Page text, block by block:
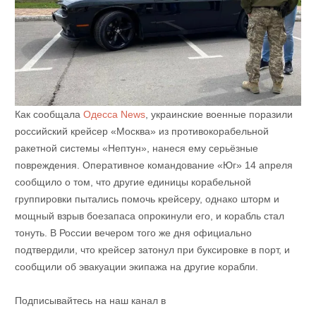
Как сообщала Одесса News, украинские военные поразили
российский крейсер «Москва» из противокорабельной
ракетной системы «Нептун», нанеся ему серьёзные
повреждения. Оперативное командование «Юг» 14 апреля
сообщило о том, что другие единицы корабельной
группировки пытались помочь крейсеру, однако шторм и
мощный взрыв боезапаса опрокинули его, и корабль стал
тонуть. В России вечером того же дня официально
подтвердили, что крейсер затонул при буксировке в порт, и
сообщили об эвакуации экипажа на другие корабли.
Подписывайтесь на наш канал в